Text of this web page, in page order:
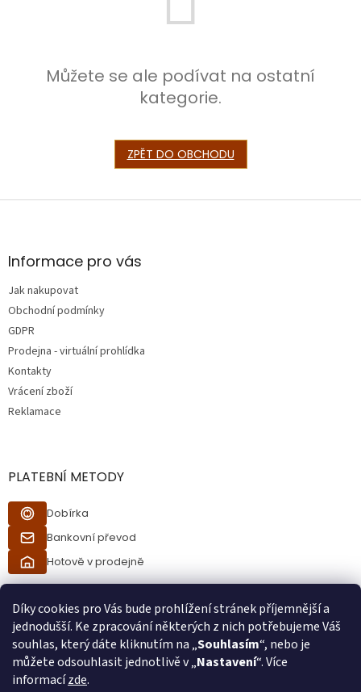
Díky cookies pro Vás bude prohlížení stránek příjemnější a
jednodušší. Ke zpracování některých z nich potřebujeme Váš
souhlas, který dáte kliknutím na „Souhlasím“, nebo je
můžete odsouhlasit jednotlivě v „Nastavení“. Více
informacízde.
Můžete se ale podívat na ostatní
kategorie.
ZPĚT DO OBCHODU
Z
aInformace pro vás
Jak nakupovat
Obchodní podmínky
GDPR
Prodejna - virtuální prohlídka
Kontakty
Vrácení zboží
Reklamace
PLATEBNÍ METODY
Dobírka
Bankovní převod
Hotově v prodejně